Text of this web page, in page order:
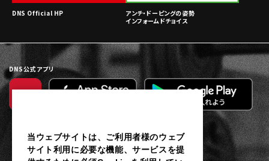
DNS Official HP
アンチ・ドーピングの姿勢
インフォームドチョイス
DNS公式アプリ
当ウェブサイトは、ご利用者様のウェブ
サイト利用に必要な機能、サービスを提